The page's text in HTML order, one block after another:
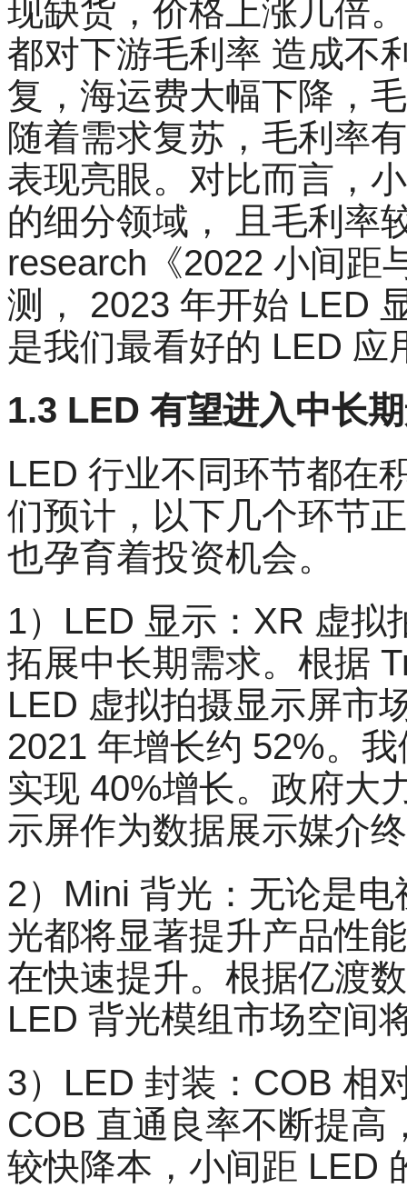
现缺货，价格上涨几倍
都对下游毛利率 造成不
复，海运费大幅下降，
随着需求复苏，毛利率
表现亮眼。对比而言，
的细分领域， 且毛利率
research《2022 小间距
测， 2023 年开始 LED
是我们最看好的 LED 应
1.3 LED 有望进入中长
LED 行业不同环节都在
们预计，以下几个环节
也孕育着投资机会。
1）LED 显示：XR 虚拟
拓展中长期需求。根据
LED 虚拟拍摄显示屏市
2021 年增长约 52%。
实现 40%增长。政府大
示屏作为数据展示媒介
2）Mini 背光：无论是
光都将显著提升产品性
在快速提升。根据亿渡
LED 背光模组市场空间
3）LED 封装：COB 相
COB 直通良率不断提高
较快降本，小间距 LED